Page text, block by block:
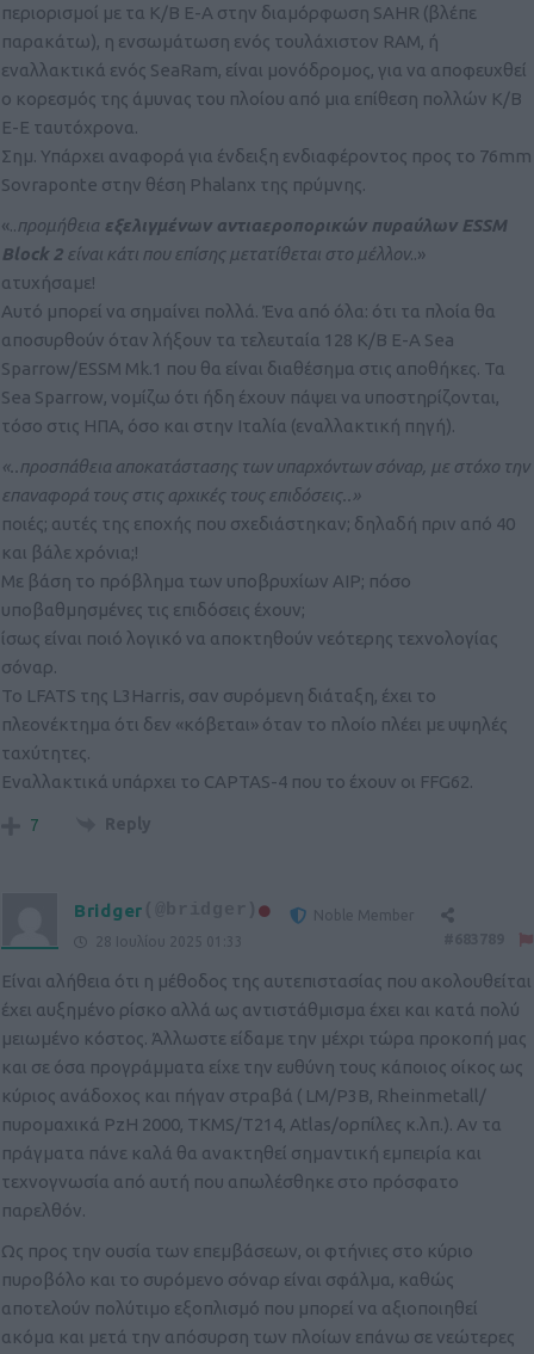
περιορισμοί με τα Κ/Β Ε-Α στην διαμόρφωση SAHR (βλέπε
παρακάτω), η ενσωμάτωση ενός τουλάχιστον RAM, ή
εναλλακτικά ενός SeaRam, είναι μονόδρομος, για να αποφευχθεί
ο κορεσμός της άμυνας του πλοίου από μια επίθεση πολλών Κ/Β
Ε-Ε ταυτόχρονα.
Σημ. Υπάρχει αναφορά για ένδειξη ενδιαφέροντος προς το 76mm
Sovraponte στην θέση Phalanx της πρύμνης.
«..προμήθεια εξελιγμένων αντιαεροπορικών πυραύλων ESSM
Block 2 είναι κάτι που επίσης μετατίθεται στο μέλλον..»
ατυχήσαμε!
Αυτό μπορεί να σημαίνει πολλά. Ένα από όλα: ότι τα πλοία θα
αποσυρθούν όταν λήξουν τα τελευταία 128 Κ/Β Ε-Α Sea
Sparrow/ESSM Mk.1 που θα είναι διαθέσημα στις αποθήκες. Τα
Sea Sparrow, νομίζω ότι ήδη έχουν πάψει να υποστηρίζονται,
τόσο στις ΗΠΑ, όσο και στην Ιταλία (εναλλακτική πηγή).
«..προσπάθεια αποκατάστασης των υπαρχόντων σόναρ, με στόχο την
επαναφορά τους στις αρχικές τους επιδόσεις..»
ποιές; αυτές της εποχής που σχεδιάστηκαν; δηλαδή πριν από 40
και βάλε χρόνια;!
Με βάση το πρόβλημα των υποβρυχίων ΑΙΡ; πόσο
υποβαθμησμένες τις επιδόσεις έχουν;
ίσως είναι ποιό λογικό να αποκτηθούν νεότερης τεχνολογίας
σόναρ.
Το LFATS της L3Harris, σαν συρόμενη διάταξη, έχει το
πλεονέκτημα ότι δεν «κόβεται» όταν το πλοίο πλέει με υψηλές
ταχύτητες.
Eναλλακτικά υπάρχει το CAPTAS-4 που το έχουν οι FFG62.
7 Reply
Bridger
Noble Member
28 Ιουλίου 2025 01:33
Είναι αλήθεια ότι η μέθοδος της αυτεπιστασίας που ακολουθείται
έχει αυξημένο ρίσκο αλλά ως αντιστάθμισμα έχει και κατά πολύ
μειωμένο κόστος. Άλλωστε είδαμε την μέχρι τώρα προκοπή μας
και σε όσα προγράμματα είχε την ευθύνη τους κάποιος οίκος ως
κύριος ανάδοχος και πήγαν στραβά ( LM/P3B, Rheinmetall/
πυρομαχικά PzH 2000, TKMS/T214, Atlas/ορπίλες κ.λπ.). Αν τα
πράγματα πάνε καλά θα ανακτηθεί σημαντική εμπειρία και
τεχνογνωσία από αυτή που απωλέσθηκε στο πρόσφατο
παρελθόν.
Ως προς την ουσία των επεμβάσεων, οι φτήνιες στο κύριο
πυροβόλο και το συρόμενο σόναρ είναι σφάλμα, καθώς
αποτελούν πολύτιμο εξοπλισμό που μπορεί να αξιοποιηθεί
ακόμα και μετά την απόσυρση των πλοίων επάνω σε νεώτερες